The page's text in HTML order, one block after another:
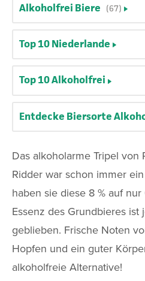
Das alkoholarme Tripel von
Ridder war schon immer
haben sie diese 8 % auf
Essenz des Grundbieres
geblieben. Frische Noten
Hopfen und ein guter
alkoholfreie Alternative!
Alkoholfrei Biere (67)
Top 10 Niederlande
Top 10 Alkoholfrei
Entdecke Biersorte